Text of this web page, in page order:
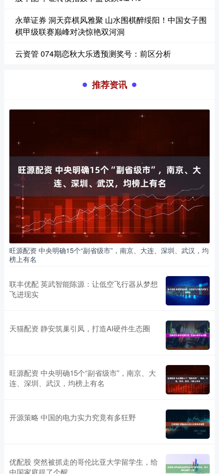
永華证券 洞天弈棋风雅聚 山水围棋醉绥阳！中国女子围
棋甲级联赛巅峰对决惊艳双河洞
云资管 074期恋秋大乐透预测奖号：前区分析
推荐资讯
旺源配资 中央明确15个“副省级市”，南京、大连、深圳、武汉，均
榜上有名
联丰优配 英武智能陈源：让低空飞行器从梦想
飞进现实
天猫配资 静安筑巢引凤，打造AI硬件生态圈
旺源配资 中央明确15个“副省级市”，南京、大
连、深圳、武汉，均榜上有名
开源策略 中国的电力实力究竟有多狂野
优配股 突然被抓走的哥伦比亚大学留学生，给
中国家庭提了个醒